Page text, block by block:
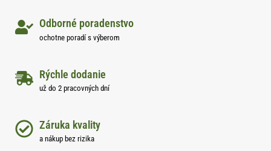
Odborné poradenstvo
ochotne poradí s výberom
Rýchle dodanie
už do 2 pracovných dní
Záruka kvality
a nákup bez rizika